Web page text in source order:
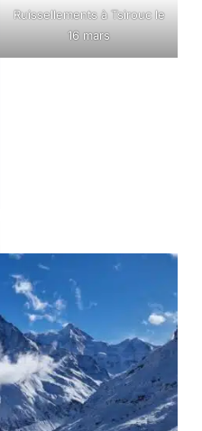
Ruissellements à Tsirouc le
16 mars